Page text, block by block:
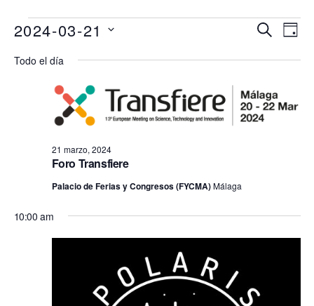
Eventos
en
marzo,
2024
de
BUSCAR
de
DÍA
2024-03-21
la
Todo el día
Foro Transfiere
21 marzo, 2024
Palacio de Ferias y Congresos (FYCMA)Málaga
10:00 am